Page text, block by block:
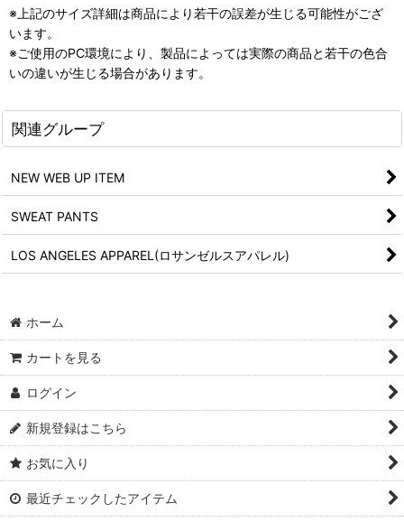
※上記のサイズ詳細は商品により若干の誤差が生じる可能性がござ
います。
※ご使用のPC環境により、製品によっては実際の商品と若干の色合
いの違いが生じる場合があります。
関連グループ
NEW WEB UP ITEM
SWEAT PANTS
LOS ANGELES APPAREL(ロサンゼルスアパレル)
ホーム
カートを見る
ログイン
新規登録はこちら
お気に入り
最近チェックしたアイテム